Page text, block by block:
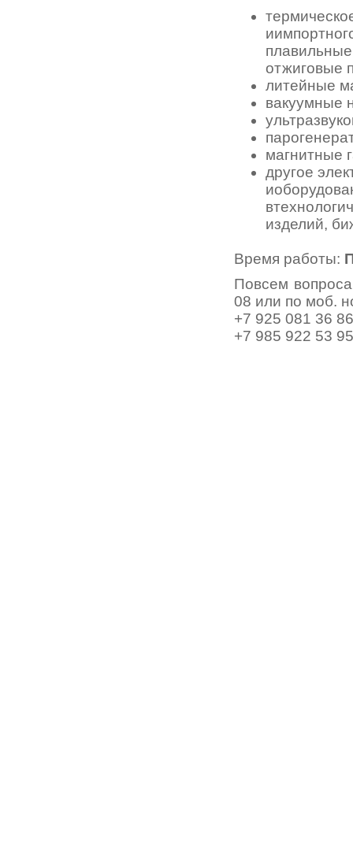
плавильные
отжиговые
литейные
вакуумные
магнитные
другое
изделий,
Время работы:
Повсем
08 или по моб.
+7 925 081 36
+7 985 922 53